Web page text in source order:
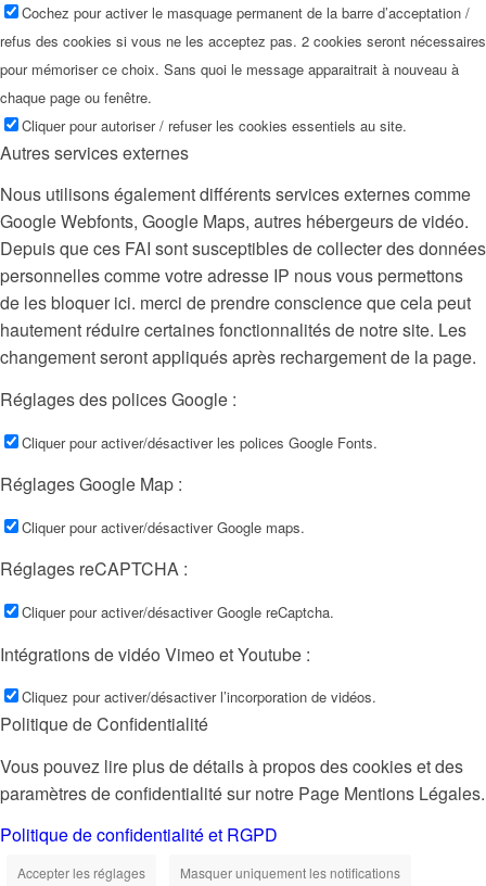
Cochez pour activer le masquage permanent de la barre d’acceptation /
refus des cookies si vous ne les acceptez pas. 2 cookies seront nécessaires
pour mémoriser ce choix. Sans quoi le message apparaitrait à nouveau à
chaque page ou fenêtre.
Cliquer pour autoriser / refuser les cookies essentiels au site.
Autres services externes
Nous utilisons également différents services externes comme
Google Webfonts, Google Maps, autres hébergeurs de vidéo.
Depuis que ces FAI sont susceptibles de collecter des données
personnelles comme votre adresse IP nous vous permettons
de les bloquer ici. merci de prendre conscience que cela peut
hautement réduire certaines fonctionnalités de notre site. Les
changement seront appliqués après rechargement de la page.
Réglages des polices Google :
Cliquer pour activer/désactiver les polices Google Fonts.
Réglages Google Map :
Cliquer pour activer/désactiver Google maps.
Réglages reCAPTCHA :
Cliquer pour activer/désactiver Google reCaptcha.
Intégrations de vidéo Vimeo et Youtube :
Cliquez pour activer/désactiver l’incorporation de vidéos.
Politique de Confidentialité
Vous pouvez lire plus de détails à propos des cookies et des
paramètres de confidentialité sur notre Page Mentions Légales.
Politique de confidentialité et RGPD
Accepter les réglages Masquer uniquement les notifications